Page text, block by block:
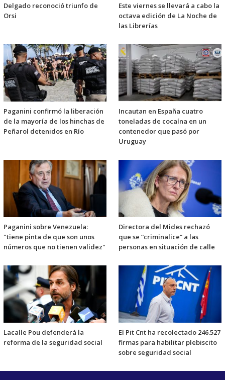
Delgado reconoció triunfo de
Orsi
Este viernes se llevará a cabo la
octava edición de La Noche de
las Librerías
Paganini confirmó la liberación
de la mayoría de los hinchas de
Peñarol detenidos en Río
Incautan en España cuatro
toneladas de cocaína en un
contenedor que pasó por
Uruguay
Paganini sobre Venezuela:
"tiene pinta de que son unos
números que no tienen validez"
Directora del Mides rechazó
que se “criminalice” a las
personas en situación de calle
Lacalle Pou defenderá la
reforma de la seguridad social
El Pit Cnt ha recolectado 246.527
firmas para habilitar plebiscito
sobre seguridad social